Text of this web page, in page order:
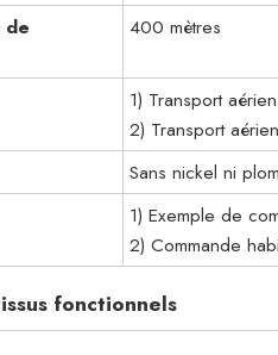
de
400 mètres
1) Transport
2) Transport
Sans nickel ni
1) Exemple de
2) Commande
fonctionnels